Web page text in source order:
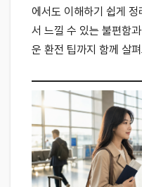
에서도 이해하기 쉽게 정
서 느낄 수 있는 불편함
운 환전 팁까지 함께 살